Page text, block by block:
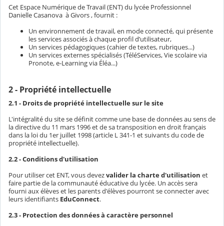
Cet Espace Numérique de Travail (ENT) du lycée Professionnel
Danielle Casanova à Givors , fournit :
Un environnement de travail, en mode connecté, qui présente
les services associés à chaque profil d’utilisateur,
Un services pédagogiques (cahier de textes, rubriques...)
Un services externes spécialisés (TéléServices, Vie scolaire via
Pronote, e-Learning via Éléa...)
2 - Propriété intellectuelle
2.1 - Droits de propriété intellectuelle sur le site
L'intégralité du site se définit comme une base de données au sens de
la directive du 11 mars 1996 et de sa transposition en droit français
dans la loi du 1er juillet 1998 (article L 341-1 et suivants du code de
propriété intellectuelle).
2.2 - Conditions d'utilisation
Pour utiliser cet ENT, vous devezvalider la charte d'utilisation et
faire partie de la communauté éducative du lycée. Un accès sera
fourni aux élèves et les parents d'élèves pourront se connecter avec
leurs identifiants EduConnect.
2.3 - Protection des données à caractère personnel